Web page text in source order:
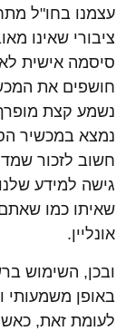
ציבורי שאינו
סיסמה אישית
חושפים את
נשמע קצת
נמצא במכשיר
חשוב לזכור
גישה למידע
שאיתו כמו
אונליין.
באופן משמעותי
לעומת זאת,